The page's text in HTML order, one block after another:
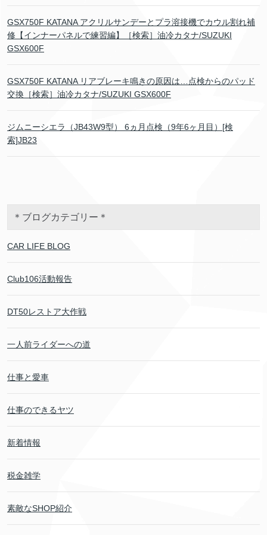
GSX750F KATANA アクリルサンデーとプラ溶接機でカウル割れ補
修【インナーパネルで練習編】［検索］油冷カタナ/SUZUKI
GSX600F
GSX750F KATANA リアブレーキ鳴きの原因は…点検からのパッド
交換［検索］油冷カタナ/SUZUKI GSX600F
ジムニーシエラ（JB43W9型） 6ヵ月点検（9年6ヶ月目）[検
索]JB23
＊ブログカテゴリー＊
CAR LIFE BLOG
Club106活動報告
DT50レストア大作戦
一人前ライダーへの道
仕事と愛車
仕事のできるヤツ
新着情報
税金雑学
素敵なSHOP紹介